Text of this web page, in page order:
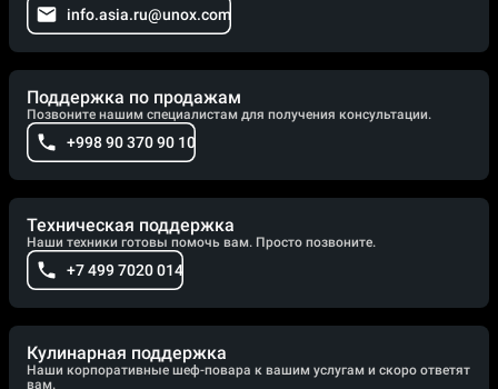
info.asia.ru@unox.com
Поддержка по продажам
Позвоните нашим специалистам для получения консультации.
+998 90 370 90 10
Техническая поддержка
Наши техники готовы помочь вам. Просто позвоните.
+7 499 7020 014
Кулинарная поддержка
Наши корпоративные шеф-повара к вашим услугам и скоро ответят
вам.